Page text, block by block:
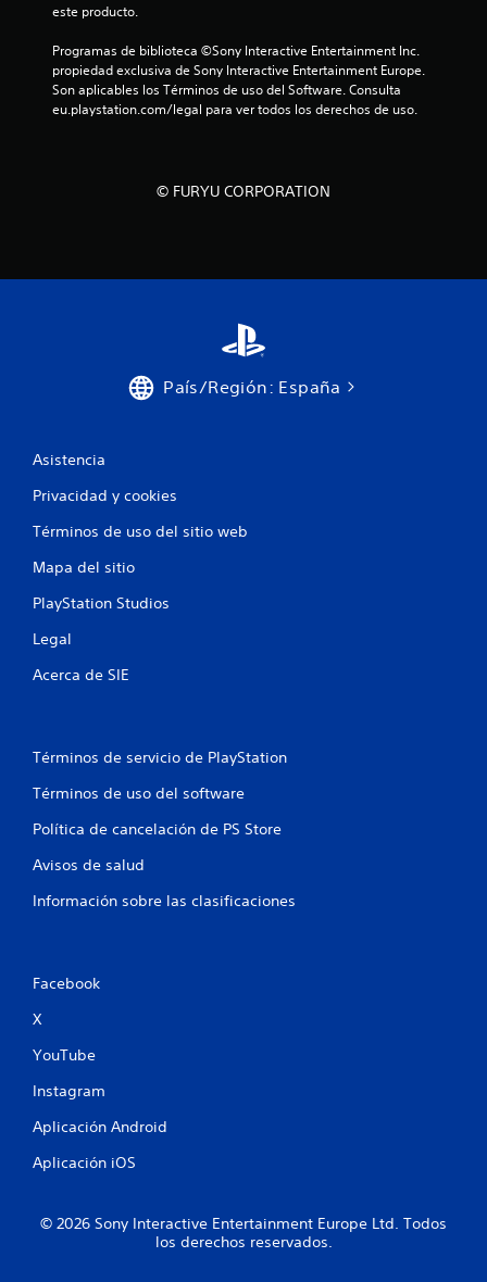
este producto.
Programas de biblioteca ©Sony Interactive Entertainment Inc.
propiedad exclusiva de Sony Interactive Entertainment Europe.
Son aplicables los Términos de uso del Software. Consulta
eu.playstation.com/legal para ver todos los derechos de uso.
© FURYU CORPORATION
País/Región: España
Asistencia
Privacidad y cookies
Términos de uso del sitio web
Mapa del sitio
PlayStation Studios
Legal
Acerca de SIE
Términos de servicio de PlayStation
Términos de uso del software
Política de cancelación de PS Store
Avisos de salud
Información sobre las clasificaciones
Facebook
X
YouTube
Instagram
Aplicación Android
Aplicación iOS
© 2026 Sony Interactive Entertainment Europe Ltd. Todos
los derechos reservados.